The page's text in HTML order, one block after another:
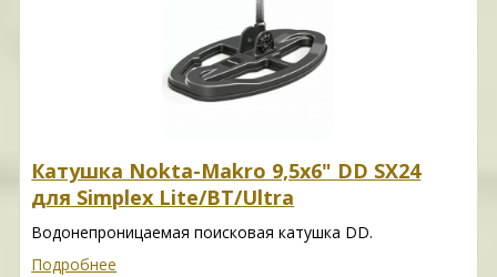
Катушка Nokta-Makro 9,5x6" DD SX24
для Simplex Lite/BT/Ultra
Водонепроницаемая поисковая катушка DD.
Подробнее